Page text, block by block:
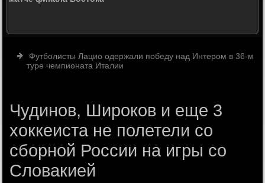
Футболисты Лацио одержали победу над Интером в 36-м
туре чемпионата Италии
Чудинов, Широков и еще 3
хоккеиста не полетели со
сборной России на игры со
Словакией